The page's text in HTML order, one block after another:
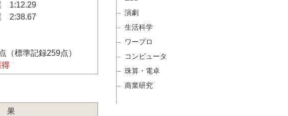
1:12.29
2:38.67
標準記録259点）
得
果
演劇
生活科学
ワープロ
コンピュータ
珠算・電卓
商業研究